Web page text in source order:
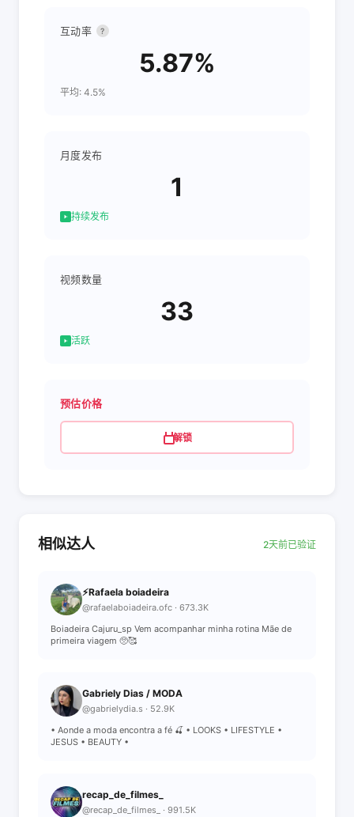
互动率 ?
5.87%
平均: 4.5%
月度发布
1
持续发布
视频数量
33
活跃
预估价格
解锁
相似达人 2天前已验证
⚡️Rafaela boiadeira
@rafaelaboiadeira.ofc · 673.3K
Boiadeira Cajuru_sp Vem acompanhar minha rotina Mãe de
primeira viagem 🥺🥰
Gabriely Dias / MODA
@gabrielydia.s · 52.9K
• Aonde a moda encontra a fé 🍒 • LOOKS • LIFESTYLE •
JESUS • BEAUTY •
recap_de_filmes_
@recap_de_filmes_ · 991.5K